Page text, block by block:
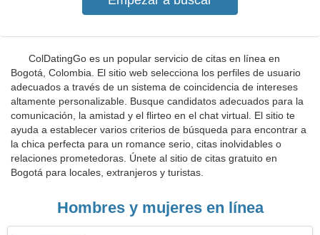
ColDatingGo es un popular servicio de citas en línea en
Bogotá, Colombia. El sitio web selecciona los perfiles de usuario
adecuados a través de un sistema de coincidencia de intereses
altamente personalizable. Busque candidatos adecuados para la
comunicación, la amistad y el flirteo en el chat virtual. El sitio te
ayuda a establecer varios criterios de búsqueda para encontrar a
la chica perfecta para un romance serio, citas inolvidables o
relaciones prometedoras. Únete al sitio de citas gratuito en
Bogotá para locales, extranjeros y turistas.
Hombres y mujeres en línea